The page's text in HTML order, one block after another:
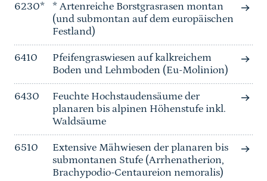
6230*
* Artenreiche Borstgrasrasen montan
(und submontan auf dem europäischen
Festland)
6410
Pfeifengraswiesen auf kalkreichem
Boden und Lehmboden (Eu-Molinion)
6430
Feuchte Hochstaudensäume der
planaren bis alpinen Höhenstufe inkl.
Waldsäume
6510
Extensive Mähwiesen der planaren bis
submontanen Stufe (Arrhenatherion,
Brachypodio-Centaureion nemoralis)